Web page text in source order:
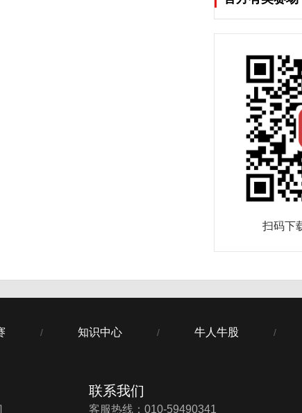
扫码下
/ 知识中心 / 牛人牛股 /
联系我们
客服热线：010-59490341